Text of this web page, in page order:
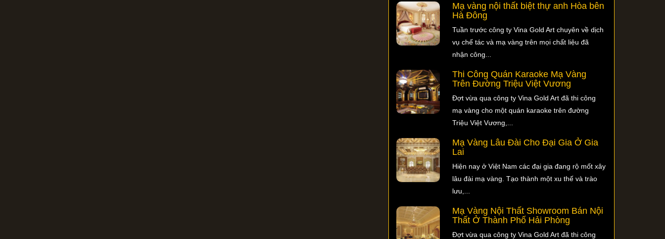
Mạ vàng nội thất biệt thự anh Hòa bên
Hà Đông
Tuần trước công ty Vina Gold Art chuyên về dịch
vụ chế tác và mạ vàng trên mọi chất liệu đã
nhận công...
Thi Công Quán Karaoke Mạ Vàng
Trên Đường Triệu Việt Vương
Đợt vừa qua công ty Vina Gold Art đã thi công
mạ vàng cho một quán karaoke trên đường
Triệu Việt Vương,...
Mạ Vàng Lâu Đài Cho Đại Gia Ở Gia
Lai
Hiện nay ở Việt Nam các đại gia đang rộ mốt xây
lâu đài mạ vàng. Tạo thành một xu thế và trào
lưu,...
Mạ Vàng Nội Thất Showroom Bán Nội
Thất Ở Thành Phố Hải Phòng
Đợt vừa qua công ty Vina Gold Art đã thi công